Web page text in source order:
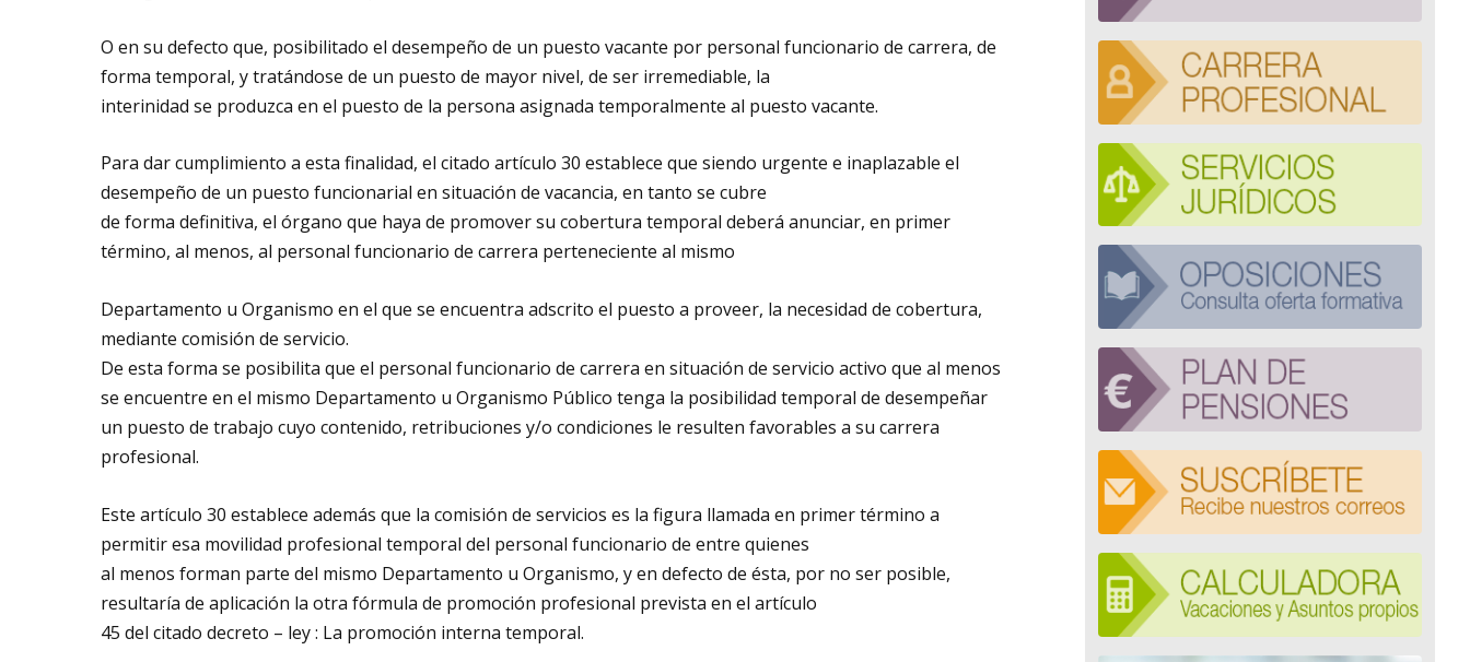
O en su defecto que, posibilitado el desempeño de un puesto vacante por personal funcionario de carrera, de
forma temporal, y tratándose de un puesto de mayor nivel, de ser irremediable, la
interinidad se produzca en el puesto de la persona asignada temporalmente al puesto vacante.
Para dar cumplimiento a esta finalidad, el citado artículo 30 establece que siendo urgente e inaplazable el
desempeño de un puesto funcionarial en situación de vacancia, en tanto se cubre
de forma definitiva, el órgano que haya de promover su cobertura temporal deberá anunciar, en primer
término, al menos, al personal funcionario de carrera perteneciente al mismo
Departamento u Organismo en el que se encuentra adscrito el puesto a proveer, la necesidad de cobertura,
mediante comisión de servicio.
De esta forma se posibilita que el personal funcionario de carrera en situación de servicio activo que al menos
se encuentre en el mismo Departamento u Organismo Público tenga la posibilidad temporal de desempeñar
un puesto de trabajo cuyo contenido, retribuciones y/o condiciones le resulten favorables a su carrera
profesional.
Este artículo 30 establece además que la comisión de servicios es la figura llamada en primer término a
permitir esa movilidad profesional temporal del personal funcionario de entre quienes
al menos forman parte del mismo Departamento u Organismo, y en defecto de ésta, por no ser posible,
resultaría de aplicación la otra fórmula de promoción profesional prevista en el artículo
45 del citado decreto – ley : La promoción interna temporal.